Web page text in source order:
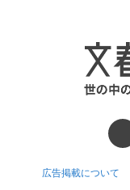
広告掲載について